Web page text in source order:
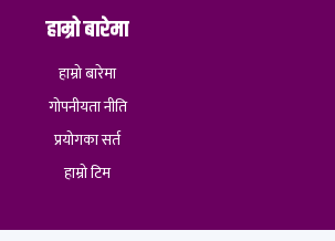
हाम्रो बारेमा
हाम्रो बारेमा
गोपनीयता नीति
प्रयोगका सर्त
हाम्रो टिम